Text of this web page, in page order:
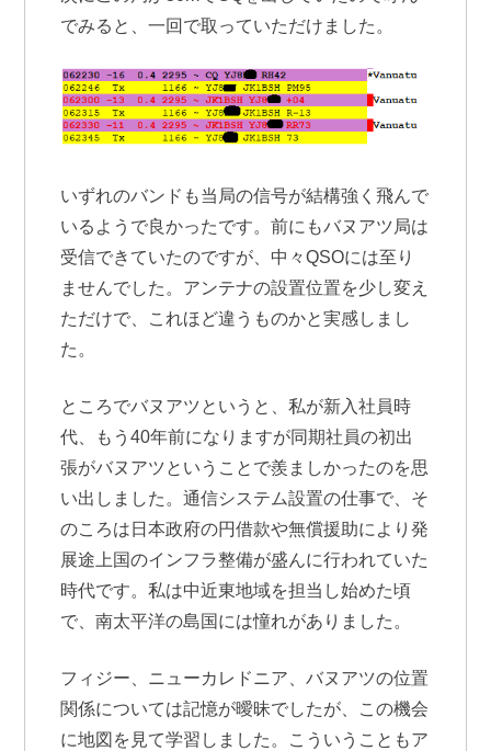
でみると、一回で取っていただけました。
いずれのバンドも当局の信号が結構強く飛んで
いるようで良かったです。前にもバヌアツ局は
受信できていたのですが、中々QSOには至り
ませんでした。アンテナの設置位置を少し変え
ただけで、これほど違うものかと実感しまし
た。
ところでバヌアツというと、私が新入社員時
代、もう40年前になりますが同期社員の初出
張がバヌアツということで羨ましかったのを思
い出しました。通信システム設置の仕事で、そ
のころは日本政府の円借款や無償援助により発
展途上国のインフラ整備が盛んに行われていた
時代です。私は中近東地域を担当し始めた頃
で、南太平洋の島国には憧れがありました。
フィジー、ニューカレドニア、バヌアツの位置
関係については記憶が曖昧でしたが、この機会
に地図を見て学習しました。こういうこともア